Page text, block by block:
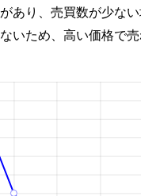
あり、売買数が少な
いため、高い価格で